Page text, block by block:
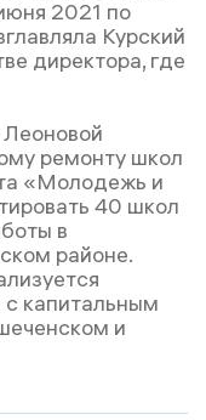
2021 по
Курский
директора, где
ремонту школ
«Молодежь и
40 школ
в
районе.
капитальным
и